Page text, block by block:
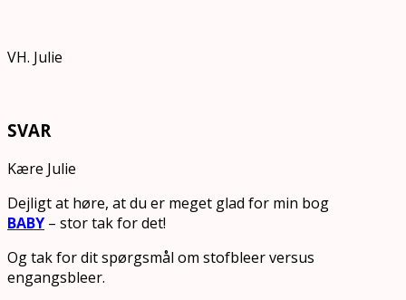
VH. Julie
SVAR
Kære Julie
Dejligt at høre, at du er meget glad for min bog
BABY – stor tak for det!
Og tak for dit spørgsmål om stofbleer versus
engangsbleer.